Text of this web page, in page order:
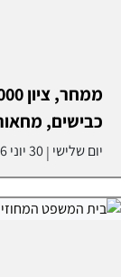
כבישים,
יום שלישי |30 יוני 2026